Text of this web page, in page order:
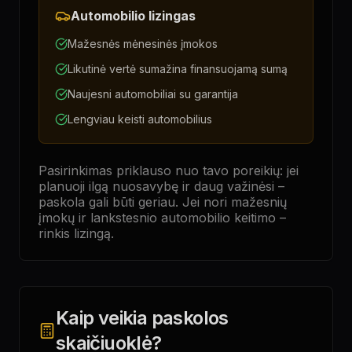
Automobilio lizingas
Mažesnės mėnesinės įmokos
Likutinė vertė sumažina finansuojamą sumą
Naujesni automobiliai su garantija
Lengviau keisti automobilius
Pasirinkimas priklauso nuo tavo poreikių: jei
planuoji ilgą nuosavybę ir daug važinėsi –
paskola gali būti geriau. Jei nori mažesnių
įmokų ir lankstesnio automobilio keitimo –
rinkis lizingą.
Kaip veikia paskolos
skaičiuoklė?